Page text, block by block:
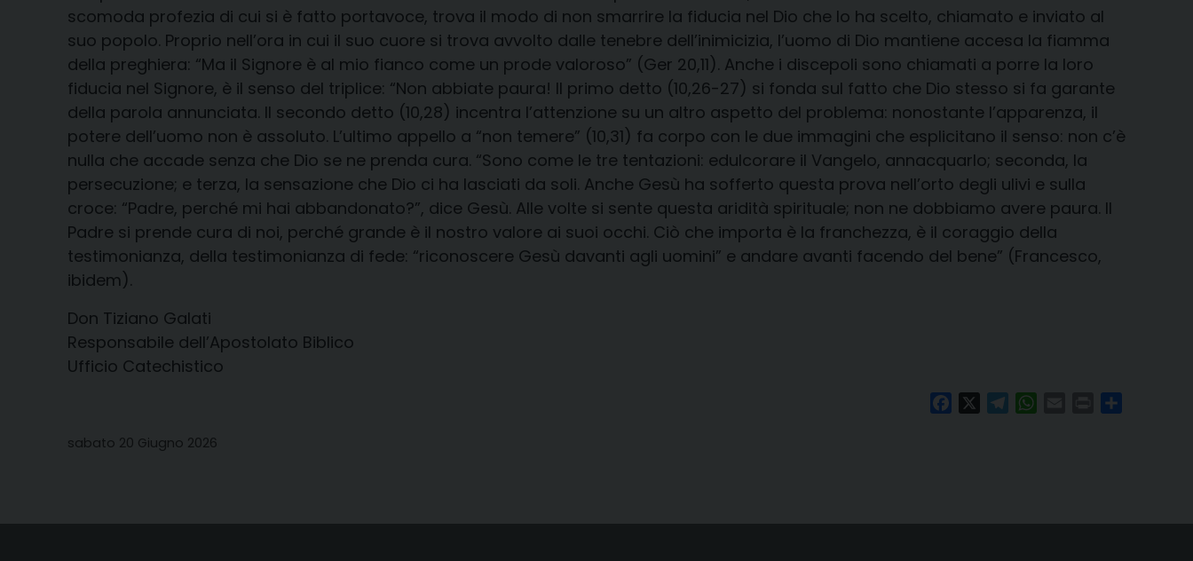
scomoda profezia di cui si è fatto portavoce, trova il modo di non smarrire la fiducia nel Dio che lo ha scelto, chiamato e inviato al
suo popolo. Proprio nell’ora in cui il suo cuore si trova avvolto dalle tenebre dell’inimicizia, l’uomo di Dio mantiene accesa la fiamma
della preghiera: “Ma il Signore è al mio fianco come un prode valoroso” (Ger 20,11). Anche i discepoli sono chiamati a porre la loro
fiducia nel Signore, è il senso del triplice: “Non abbiate paura! Il primo detto (10,26-27) si fonda sul fatto che Dio stesso si fa garante
della parola annunciata. Il secondo detto (10,28) incentra l’attenzione su un altro a­spetto del problema: nonostante l’apparenza, il
potere dell’uomo non è assoluto. L’ultimo appello a “non temere” (10,31) fa corpo con le due immagini che esplicitano il senso: non c’è
nulla che accade senza che Dio se ne prenda cura. “Sono come le tre tentazioni: edulcorare il Vangelo, annacquarlo; seconda, la
persecuzione; e terza, la sensazione che Dio ci ha lasciati da soli. Anche Gesù ha sofferto questa prova nell’orto degli ulivi e sulla
croce: “Padre, perché mi hai abbandonato?”, dice Gesù. Alle volte si sente questa aridità spirituale; non ne dobbiamo avere paura. Il
Padre si prende cura di noi, perché grande è il nostro valore ai suoi occhi. Ciò che importa è la franchezza, è il coraggio della
testimonianza, della testimonianza di fede: “riconoscere Gesù davanti agli uomini” e andare avanti facendo del bene” (Francesco,
ibidem).
Don Tiziano Galati
Responsabile dell’Apostolato Biblico
Ufficio Catechistico
FacebookTelegramWhatsAppPrint
sabato 20 Giugno 2026